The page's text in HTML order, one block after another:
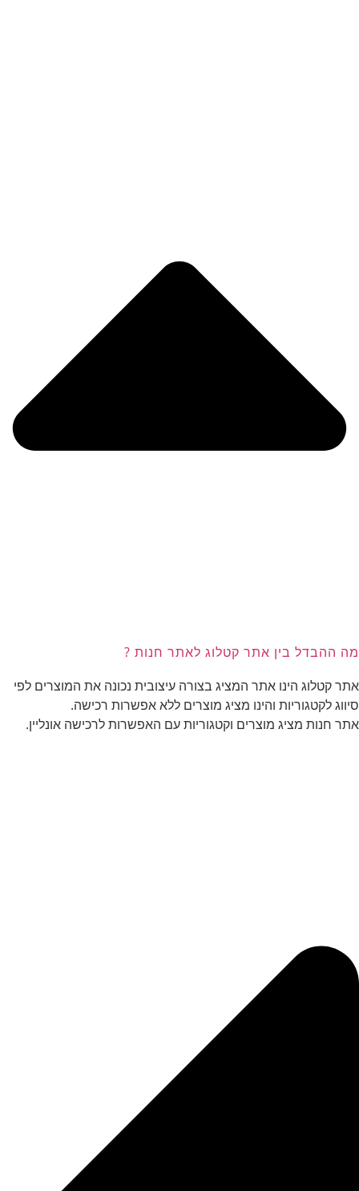
מה ההבדל בין אתר קטלוג לאתר חנות ?
אתר קטלוג הינו אתר המציג בצורה עיצובית נכונה את המוצרים לפי
סיווג לקטגוריות והינו מציג מוצרים ללא אפשרות רכישה.
אתר חנות מציג מוצרים וקטגוריות עם האפשרות לרכישה אונליין.